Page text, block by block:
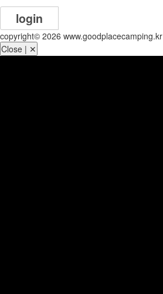
login
copyright© 2026 www.goodplacecamping.kr
Close | ✕